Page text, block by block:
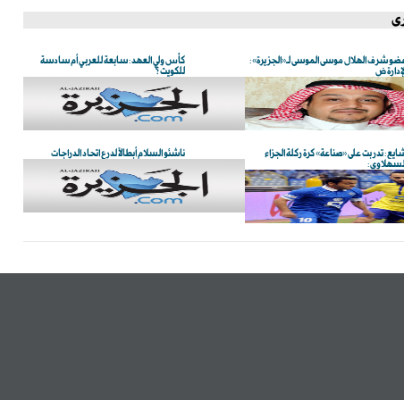
كأس ولي العهد: سابعة للعربي أم سادسة
للكويت؟
شرف الهلال موسى الموسى لـ«الجزيرة»:
ض
ناشئو السلام أبطالاً لدرع اتحاد الدراجات
تدربت على «صناعة» كرة ركلة الجزاء